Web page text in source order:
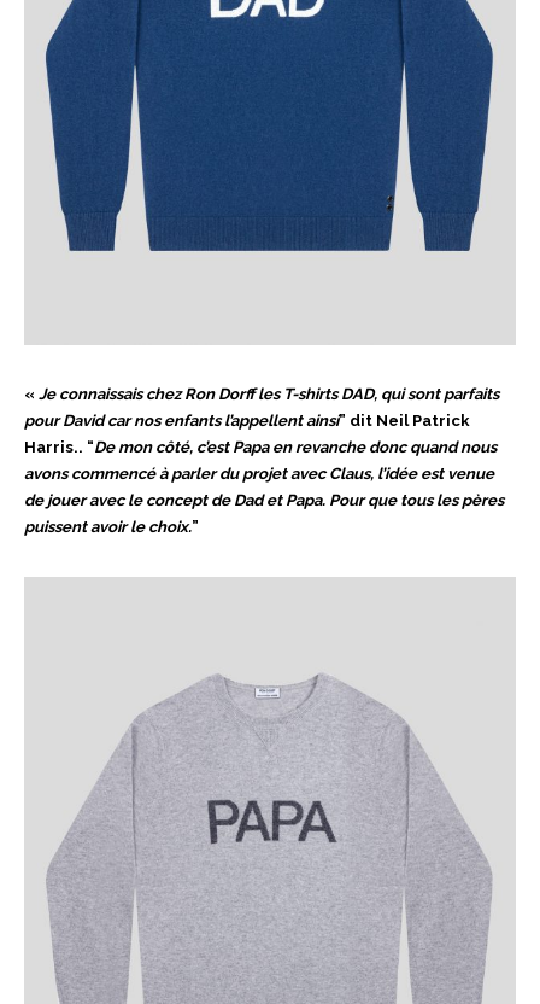
« Je connaissais chez Ron Dorff les T-shirts DAD, qui sont parfaits
pour David car nos enfants l’appellent ainsi” dit Neil Patrick
Harris.. “De mon côté, c’est Papa en revanche donc quand nous
avons commencé à parler du projet avec Claus, l’idée est venue
de jouer avec le concept de Dad et Papa. Pour que tous les pères
puissent avoir le choix.”